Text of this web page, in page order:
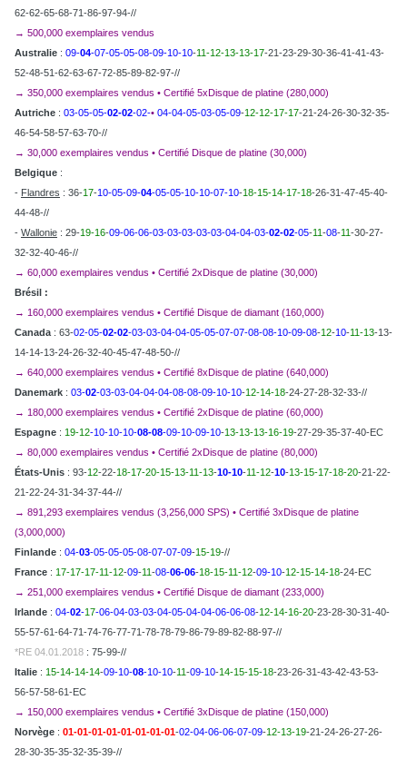
62-62-65-68-71-86-97-94-//
→ 500,000 exemplaires vendus
Australie : 09-04-07-05-05-08-09-10-10-11-12-13-13-17-21-23-29-30-36-41-41-43-
52-48-51-62-63-67-72-85-89-82-97-//
→ 350,000 exemplaires vendus • Certifié 5xDisque de platine (280,000)
Autriche : 03-05-05-02-02-02-• 04-04-05-03-05-09-12-12-17-17-21-24-26-30-32-35-
46-54-58-57-63-70-//
→ 30,000 exemplaires vendus • Certifié Disque de platine (30,000)
Belgique :
- Flandres : 36-17-10-05-09-04-05-05-10-10-07-10-18-15-14-17-18-26-31-47-45-40-
44-48-//
- Wallonie : 29-19-16-09-06-06-03-03-03-03-03-04-04-03-02-02-05-11 -08-11 -30-27-
32-32-40-46-//
→ 60,000 exemplaires vendus • Certifié 2xDisque de platine (30,000)
Brésil :
→ 160,000 exemplaires vendus • Certifié Disque de diamant (160,000)
Canada : 63-02-05-02-02-03-03-04-04-05-05-07-07-08-08-10-09-08-12-10-11-13-13-
14-14-13-24-26-32-40-45-47-48-50-//
→ 640,000 exemplaires vendus • Certifié 8xDisque de platine (640,000)
Danemark : 03-02-03-03-04-04-04-08-08-09-10-10-12-14-18-24-27-28-32-33-//
→ 180,000 exemplaires vendus • Certifié 2xDisque de platine (60,000)
Espagne : 19-12-10-10-10-08-08-09-10-09-10-13-13-13-16-19-27-29-35-37-40-EC
→ 80,000 exemplaires vendus • Certifié 2xDisque de platine (80,000)
États-Unis : 93-12-22-18-17-20-15-13-11-13-10-10-11-12-10-13-15-17-18-20-21-22-
21-22-24-31-34-37-44-//
→ 891,293 exemplaires vendus (3,256,000 SPS) • Certifié 3xDisque de platine
(3,000,000)
Finlande : 04-03-05-05-05-08-07-07-09-15-19-//
France : 17-17-17-11-12-09-11 -08-06-06-18-15-11-12-09-10-12-15-14-18-24-EC
→ 251,000 exemplaires vendus • Certifié Disque de diamant (233,000)
Irlande : 04-02-17-06-04-03-03-04-05-04-04-06-06-08-12-14-16-20-23-28-30-31-40-
55-57-61-64-71-74-76-77-71-78-78-79-86-79-89-82-88-97-//
*RE 04.01.2018 : 75-99-//
Italie : 15-14-14-14-09-10-08-10-10-11 -09-10-14-15-15-18-23-26-31-43-42-43-53-
56-57-58-61-EC
→ 150,000 exemplaires vendus • Certifié 3xDisque de platine (150,000)
Norvège : 01-01-01-01-01-01-01-01-02-04-06-06-07-09-12-13-19-21-24-26-27-26-
28-30-35-35-32-35-39-//